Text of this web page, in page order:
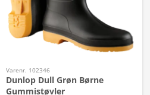
Varenr. 102346
Dunlop Dull Grøn Børne
Gummistøvler